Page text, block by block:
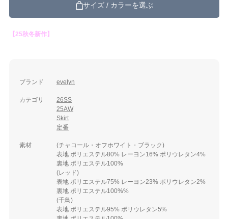
サイズ / カラーを選ぶ
【25秋冬新作】
ブランド evelyn
カテゴリ
26SS
25AW
Skirt
定番
素材
(チャコール・オフホワイト・ブラック)
表地 ポリエステル80% レーヨン16% ポリウレタン4%
裏地 ポリエステル100%
(レッド)
表地 ポリエステル75% レーヨン23% ポリウレタン2%
裏地 ポリエステル100%%
(千鳥)
表地 ポリエステル95% ポリウレタン5%